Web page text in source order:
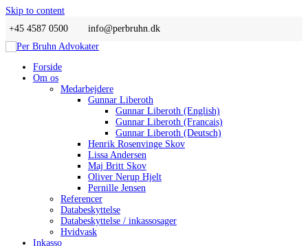
Skip to content
+45 4587 0500
info@perbruhn.dk
Forside
Om os
Medarbejdere
Gunnar Liberoth
Gunnar Liberoth (English)
Gunnar Liberoth (Francais)
Gunnar Liberoth (Deutsch)
Henrik Rosenvinge Skov
Lissa Andersen
Maj Britt Skov
Oliver Nerup Hjelt
Pernille Jensen
Referencer
Databeskyttelse
Databeskyttelse / inkassosager
Hvidvask
Inkasso